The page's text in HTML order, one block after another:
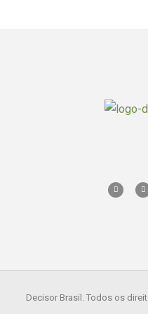
Decisor Brasil. Todos os